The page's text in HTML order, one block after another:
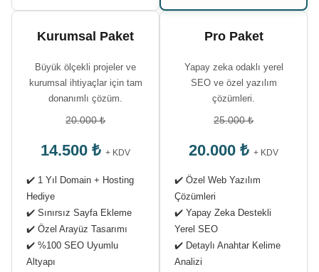
Kurumsal Paket
Büyük ölçekli projeler ve
kurumsal ihtiyaçlar için tam
donanımlı çözüm.
20.000 ₺
14.500 ₺ + KDV
✔️ 1 Yıl Domain + Hosting
Hediye
✔️ Sınırsız Sayfa Ekleme
✔️ Özel Arayüz Tasarımı
✔️ %100 SEO Uyumlu
Altyapı
Pro Paket
Yapay zeka odaklı yerel
SEO ve özel yazılım
çözümleri.
25.000 ₺
20.000 ₺ + KDV
✔️ Özel Web Yazılım
Çözümleri
✔️ Yapay Zeka Destekli
Yerel SEO
✔️ Detaylı Anahtar Kelime
Analizi